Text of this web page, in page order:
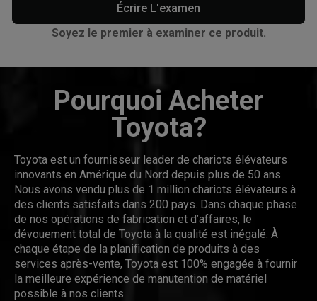
Écrire L'examen
Soyez le premier à examiner ce produit.
Pourquoi Acheter
Toyota?
Toyota est un fournisseur leader de chariots élévateurs
innovants en Amérique du Nord depuis plus de 50 ans.
Nous avons vendu plus de 1 million chariots élévateurs à
des clients satisfaits dans 200 pays. Dans chaque phase
de nos opérations de fabrication et d’affaires, le
dévouement total de Toyota à la qualité est inégalé. À
chaque étape de la planification de produits à des
services après-vente, Toyota est 100% engagée à fournir
la meilleure expérience de manutention de matériel
possible à nos clients.